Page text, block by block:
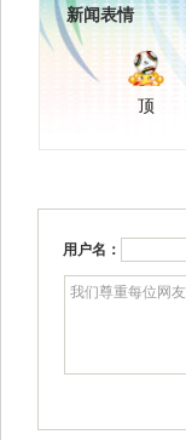
新闻表情
顶
用户名：